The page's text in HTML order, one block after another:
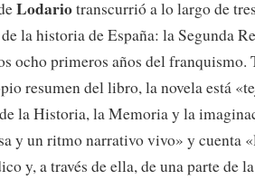
Lodariotranscurrió a lo largo de
la historia de España: la Segunda
ocho primeros años del franquismo.
resumen del libro, la novela está
la Historia, la Memoria y la
y un ritmo narrativo vivo» y cuenta
y, a través de ella, de una parte de